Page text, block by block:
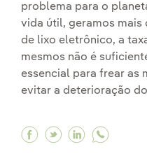
problema para o
vida útil, geramos mais
de lixo eletrônico, a
mesmos não é
essencial para frear as
evitar a deterioração
Facebook A
Twitter A
Linkedin